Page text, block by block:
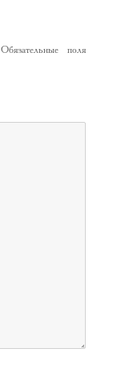
Обязательные поля